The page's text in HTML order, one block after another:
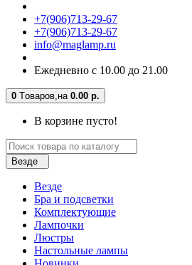
+7(906)713-29-67
+7(906)713-29-67
info@maglamp.ru
Ежедневно с 10.00 до 21.00
0 Tоваров,на 0.00 р.
В корзине пусто!
Везде
Везде
Бра и подсветки
Комплектующие
Лампочки
Люстры
Настольные лампы